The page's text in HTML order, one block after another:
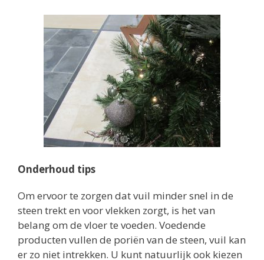
Onderhoud tips
Om ervoor te zorgen dat vuil minder snel in de
steen trekt en voor vlekken zorgt, is het van
belang om de vloer te voeden. Voedende
producten vullen de poriën van de steen, vuil kan
er zo niet intrekken. U kunt natuurlijk ook kiezen